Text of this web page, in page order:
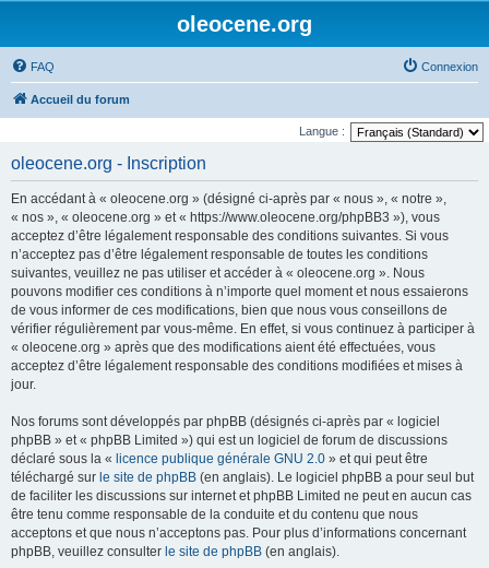
oleocene.org
FAQ Connexion
Accueil du forum
Langue :
oleocene.org - Inscription
En accédant à « oleocene.org » (désigné ci-après par « nous », « notre »,
« nos », « oleocene.org » et « https://www.oleocene.org/phpBB3 »), vous
acceptez d’être légalement responsable des conditions suivantes. Si vous
n’acceptez pas d’être légalement responsable de toutes les conditions
suivantes, veuillez ne pas utiliser et accéder à « oleocene.org ». Nous
pouvons modifier ces conditions à n’importe quel moment et nous essaierons
de vous informer de ces modifications, bien que nous vous conseillons de
vérifier régulièrement par vous-même. En effet, si vous continuez à participer à
« oleocene.org » après que des modifications aient été effectuées, vous
acceptez d’être légalement responsable des conditions modifiées et mises à
jour.
Nos forums sont développés par phpBB (désignés ci-après par « logiciel
phpBB » et « phpBB Limited ») qui est un logiciel de forum de discussions
déclaré sous la « licence publique générale GNU 2.0 » et qui peut être
téléchargé sur le site de phpBB (en anglais). Le logiciel phpBB a pour seul but
de faciliter les discussions sur internet et phpBB Limited ne peut en aucun cas
être tenu comme responsable de la conduite et du contenu que nous
acceptons et que nous n’acceptons pas. Pour plus d’informations concernant
phpBB, veuillez consulter le site de phpBB (en anglais).